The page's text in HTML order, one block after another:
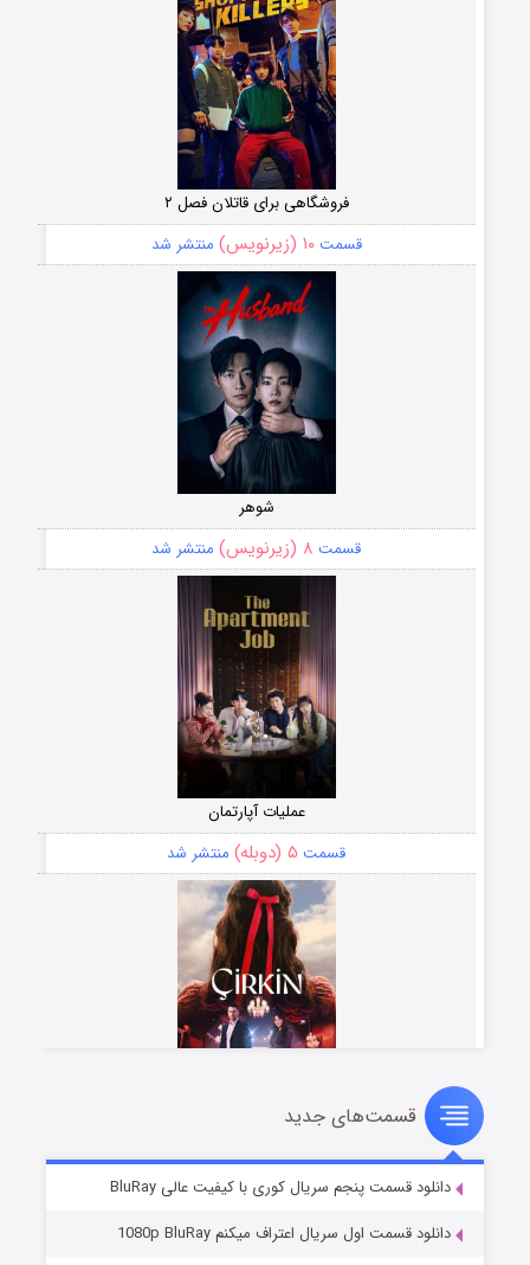
فروشگاهی برای قاتلان فصل ۲
قسمت۱۰ (زیرنویس) منتشر شد
شوهر
قسمت ۸ (زیرنویس) منتشر شد
عملیات آپارتمان
قسمت ۵ (دوبله) منتشر شد
سریال زشت
قسمت۲ (زیرنویس) منتشر شد
قسمت‌های جدید
دانلود قسمت پنجم سریال کوری با کیفیت عالی BluRay
دانلود قسمت اول سریال اعتراف میکنم 1080p BluRay